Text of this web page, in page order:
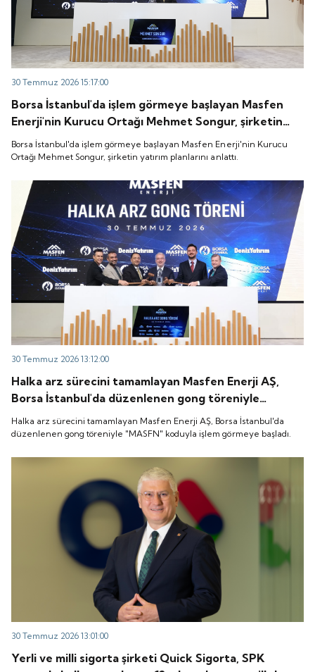
30 Temmuz 2026 15:17:00
Borsa İstanbul'da işlem görmeye başlayan Masfen
Enerji'nin Kurucu Ortağı Mehmet Songur, şirketin
yatırım planlarını anlattı.
Borsa İstanbul'da işlem görmeye başlayan Masfen Enerji'nin Kurucu
Ortağı Mehmet Songur, şirketin yatırım planlarını anlattı.
30 Temmuz 2026 13:12:00
Halka arz sürecini tamamlayan Masfen Enerji AŞ,
Borsa İstanbul'da düzenlenen gong töreniyle
"MASFN" koduyla işlem görmeye başladı.
Halka arz sürecini tamamlayan Masfen Enerji AŞ, Borsa İstanbul'da
düzenlenen gong töreniyle "MASFN" koduyla işlem görmeye başladı.
30 Temmuz 2026 13:01:00
Yerli ve milli sigorta şirketi Quick Sigorta, SPK